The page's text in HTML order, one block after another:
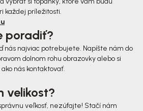
každej príležitosti.
poradiť?
nás najviac potrebujete. Napíšte nám do
dolnom rohu obrazovky alebo si
nás kontaktovať.
velikost?
veľkosť, nezúfajte! Stačí nám